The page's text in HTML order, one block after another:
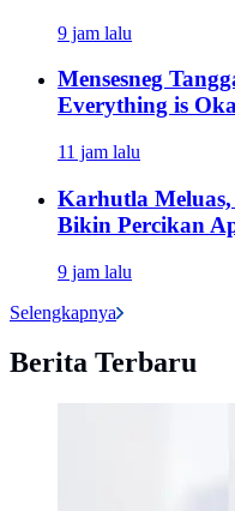
9 jam lalu
Mensesneg
Everything is
11 jam lalu
Karhutla
Bikin Percikan
9 jam lalu
Selengkapnya
Berita Terbaru